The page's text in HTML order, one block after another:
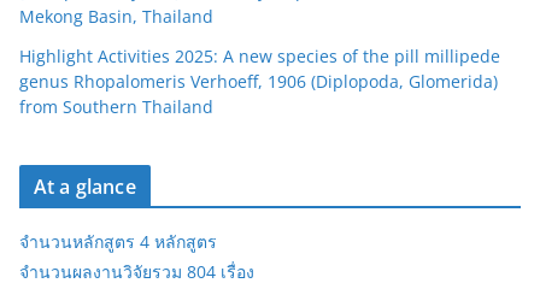
Mekong Basin, Thailand
Highlight Activities 2025: A new species of the pill millipede
genus Rhopalomeris Verhoeff, 1906 (Diplopoda, Glomerida)
from Southern Thailand
At a glance
จำนวนหลักสูตร 4 หลักสูตร
จำนวนผลงานวิจัยรวม 804 เรื่อง